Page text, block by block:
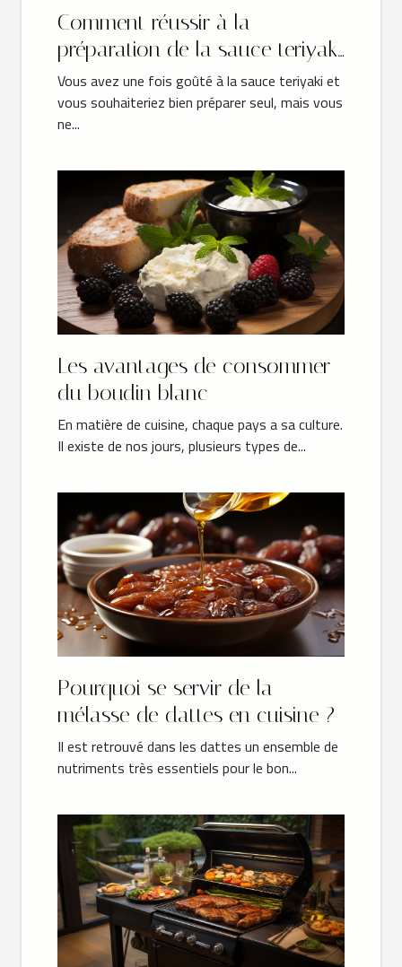
Comment réussir à la
préparation de la sauce teriyaki
?
Vous avez une fois goûté à la sauce teriyaki et
vous souhaiteriez bien préparer seul, mais vous
ne...
Les avantages de consommer
du boudin blanc
En matière de cuisine, chaque pays a sa culture.
Il existe de nos jours, plusieurs types de...
Pourquoi se servir de la
mélasse de dattes en cuisine ?
Il est retrouvé dans les dattes un ensemble de
nutriments très essentiels pour le bon...